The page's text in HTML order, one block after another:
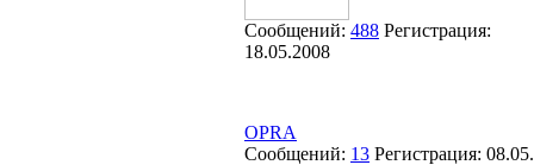
Сообщений: 488 Регистрация:
18.05.2008
OPRA
Сообщений: 13 Регистрация: